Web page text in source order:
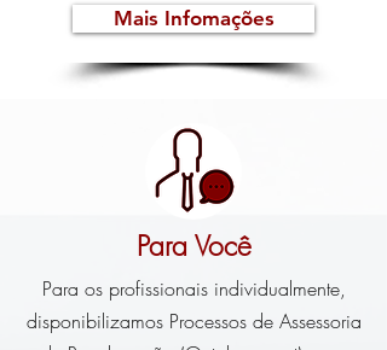
Mais Infomações
Para Você
Para os profissionais individualmente,
disponibilizamos Processos de Assessoria